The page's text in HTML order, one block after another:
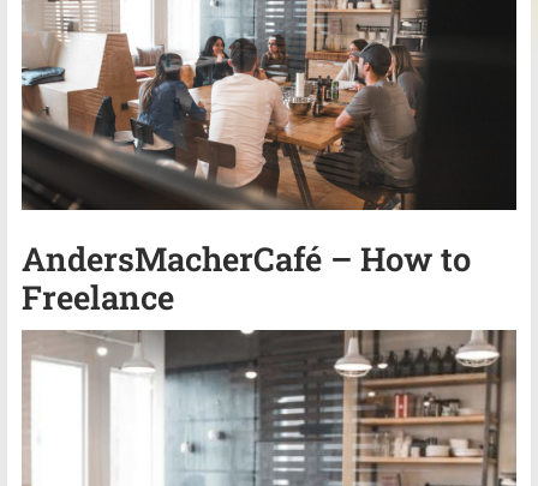
AndersMacherCafé – How to
Freelance